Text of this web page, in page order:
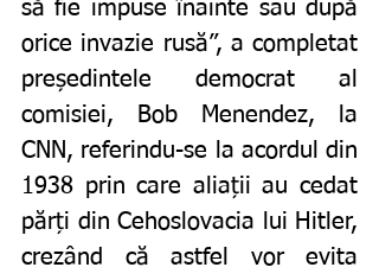
să fie impuse înainte sau după
orice invazie rusă”, a completat
președintele democrat al
comisiei, Bob Menendez, la
CNN, referindu-se la acordul din
1938 prin care aliații au cedat
părți din Cehoslovacia lui Hitler,
crezând că astfel vor evita